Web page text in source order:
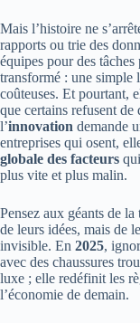
Mais l’histoire ne
rapports ou trie des
équipes pour des
transformé : une simple
coûteuses. Et pourtant,
que certains refusent de
l’innovation demande
entreprises qui osent,
globale des facteurs
plus vite et plus malin.
Pensez aux géants de
de leurs idées, mais de
invisible. En 2025,
avec des chaussures
luxe ; elle redéfinit les
l’économie de demain.